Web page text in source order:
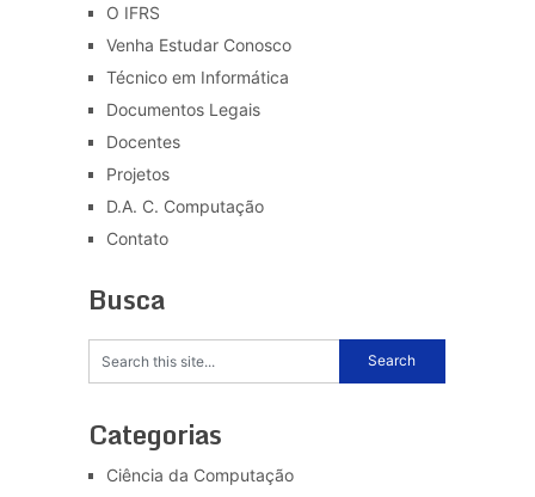
O IFRS
Venha Estudar Conosco
Técnico em Informática
Documentos Legais
Docentes
Projetos
D.A. C. Computação
Contato
Busca
Categorias
Ciência da Computação